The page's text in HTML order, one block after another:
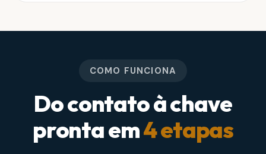
COMO FUNCIONA
Do contato à chave
pronta em4 etapas